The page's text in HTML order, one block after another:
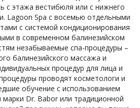
с этажа вестибюля или с нижнего
Lagoon Spa с восемью отдельными
с системой кондиционирования
в современном балинезийском
незабываемые спа-процедуры –
балинезийского массажа и
процедур для лица и
проводят косметологи и
обучение с использованием
марки Dr. Babor или традиционной